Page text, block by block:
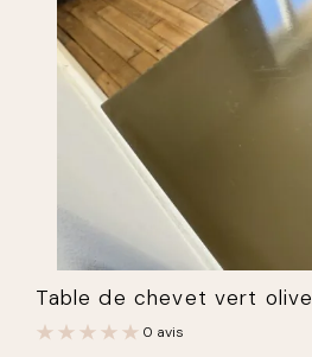
Table de chevet vert olive
0 avis